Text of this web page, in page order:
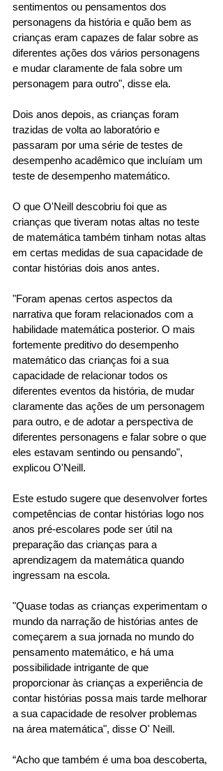
sentimentos ou pensamentos dos
personagens da história e quão bem as
crianças eram capazes de falar sobre as
diferentes ações dos vários personagens
e mudar claramente de fala sobre um
personagem para outro", disse ela.
Dois anos depois, as crianças foram
trazidas de volta ao laboratório e
passaram por uma série de testes de
desempenho acadêmico que incluíam um
teste de desempenho matemático.
O que O'Neill descobriu foi que as
crianças que tiveram notas altas no teste
de matemática também tinham notas altas
em certas medidas de sua capacidade de
contar histórias dois anos antes.
"Foram apenas certos aspectos da
narrativa que foram relacionados com a
habilidade matemática posterior. O mais
fortemente preditivo do desempenho
matemático das crianças foi a sua
capacidade de relacionar todos os
diferentes eventos da história, de mudar
claramente das ações de um personagem
para outro, e de adotar a perspectiva de
diferentes personagens e falar sobre o que
eles estavam sentindo ou pensando",
explicou O'Neill.
Este estudo sugere que desenvolver fortes
competências de contar histórias logo nos
anos pré-escolares pode ser útil na
preparação das crianças para a
aprendizagem da matemática quando
ingressam na escola.
"Quase todas as crianças experimentam o
mundo da narração de histórias antes de
começarem a sua jornada no mundo do
pensamento matemático, e há uma
possibilidade intrigante de que
proporcionar às crianças a experiência de
contar histórias possa mais tarde melhorar
a sua capacidade de resolver problemas
na área matemática", disse O' Neill.
“Acho que também é uma boa descoberta,